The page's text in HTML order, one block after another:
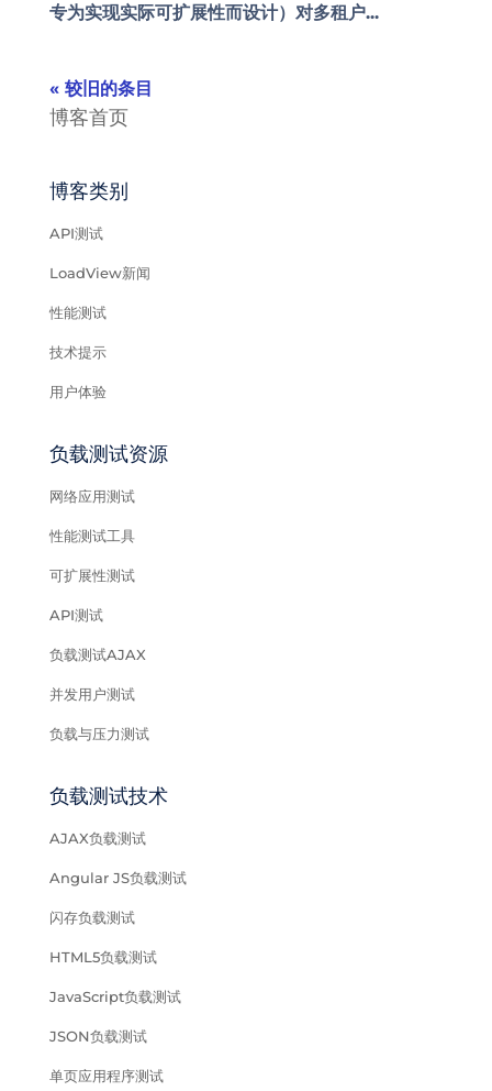
专为实现实际可扩展性而设计）对多租户...
« 较旧的条目
博客首页
博客类别
API测试
LoadView新闻
性能测试
技术提示
用户体验
负载测试资源
网络应用测试
性能测试工具
可扩展性测试
API测试
负载测试AJAX
并发用户测试
负载与压力测试
负载测试技术
AJAX负载测试
Angular JS负载测试
闪存负载测试
HTML5负载测试
JavaScript负载测试
JSON负载测试
单页应用程序测试